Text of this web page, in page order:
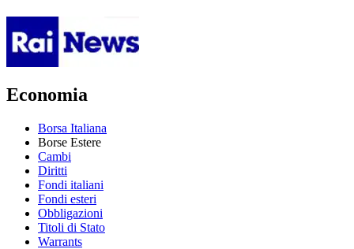
Economia
Borsa Italiana
Borse Estere
Cambi
Diritti
Fondi italiani
Fondi esteri
Obbligazioni
Titoli di Stato
Warrants